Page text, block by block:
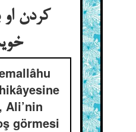
کردن او
خویش‌‌
Ali’nin
görmesi